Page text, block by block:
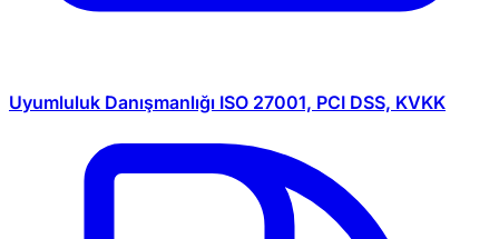
Uyumluluk Danışmanlığı ISO 27001, PCI DSS, KVKK